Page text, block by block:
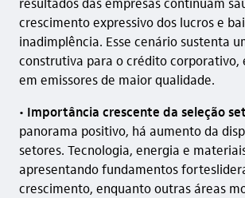
crescimento expressivo dos lucros e
inadimplência. Esse cenário sustenta
construtiva para o crédito corporativo,
em emissores de maior qualidade.
• Importância crescente da seleção
panorama positivo, há aumento da
setores. Tecnologia, energia e
apresentando fundamentos
crescimento, enquanto outras áreas